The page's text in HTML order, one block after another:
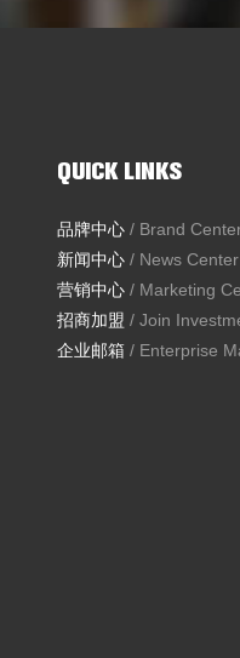
QUICK LINKS
品牌中心 / Brand
新闻中心 / News Center
营销中心 / Marketing
招商加盟 / Join
企业邮箱 / Enterprise